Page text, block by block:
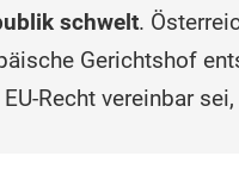
schwelt.
Gerichtshof
Recht vereinbar